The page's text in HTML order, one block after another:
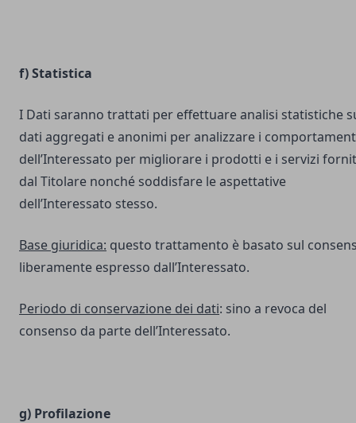
f) Statistica
I Dati saranno trattati per effettuare analisi statistiche
dati aggregati e anonimi per analizzare i
dell’Interessato per migliorare i prodotti e i servizi
dal Titolare nonché soddisfare le aspettative
dell’Interessato stesso.
Base giuridica: questo trattamento è basato sul
liberamente espresso dall’Interessato.
Periodo di conservazione dei dati: sino a revoca del
consenso da parte dell’Interessato.
g) Profilazione